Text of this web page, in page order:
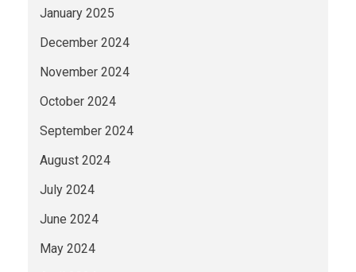
January 2025
December 2024
November 2024
October 2024
September 2024
August 2024
July 2024
June 2024
May 2024